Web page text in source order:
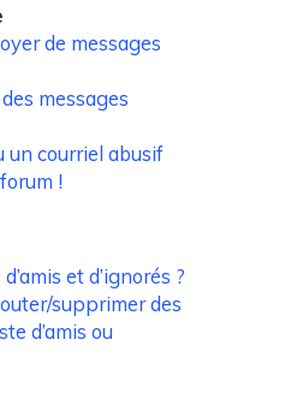
de messages
messages
un courriel abusif
!
et d’ignorés ?
supprimer des
d’amis ou